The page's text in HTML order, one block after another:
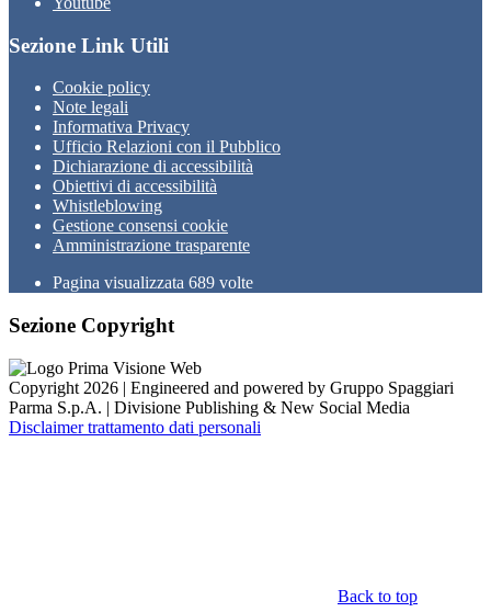
Sezione Link Utili
Cookie policy
Note legali
Informativa Privacy
Ufficio Relazioni con il Pubblico
Dichiarazione di accessibilità
Obiettivi di accessibilità
Whistleblowing
Gestione consensi cookie
Amministrazione trasparente
Pagina visualizzata 689 volte
Sezione Copyright
Copyright 2026 | Engineered and powered by Gruppo Spaggiari
Parma S.p.A. | Divisione Publishing & New Social Media
Disclaimer trattamento dati personali
Back to top